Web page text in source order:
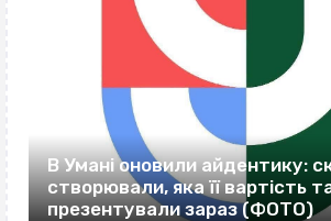
В Умані оновили айдентику:
створювали, яка її вартість
презентували зараз (ФОТО)